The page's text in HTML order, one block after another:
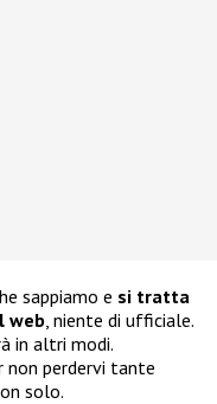
sappiamo e si tratta
web , niente di ufficiale.
in altri modi.
non perdervi tante
solo.